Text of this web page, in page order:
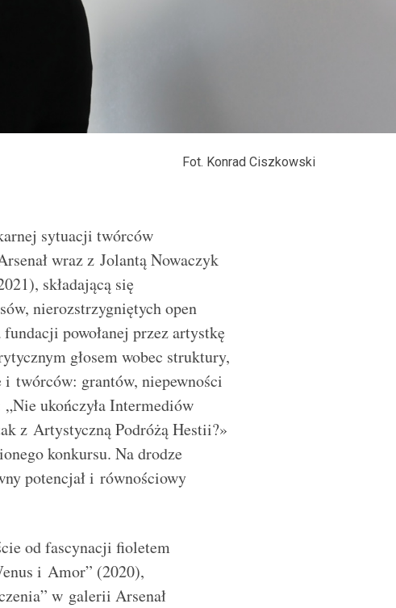
Fot. Konrad Ciszkowski
sytuacji twórców
wraz z Jolantą Nowaczyk
składającą się
nierozstrzygniętych open
powołanej przez artystkę
głosem wobec struktury,
twórców: grantów, niepewności
„Nie ukończyła Intermediów
z Artystyczną Podróżą Hestii?»
konkursu. Na drodze
potencjał i równościowy
od fascynacji fioletem
i Amor” (2020),
w galerii Arsenał